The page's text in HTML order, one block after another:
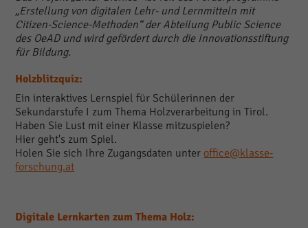
„Erstellung von digitalen Lehr- und Lernmitteln mit
Citizen-Science-Methoden“ der Abteilung Public Science
des OeAD und wird gefördert durch die Innovationsstiftung
für Bildung.
Holzblitzquiz:
Ein interaktives Lernspiel für Schülerinnen der
Sekundarstufe I zum Thema Holzverarbeitung in Tirol.
Haben Sie Lust mit einer Klasse mitzuspielen?
Hier geht's zum Spiel.
Holen Sie sich Ihre Zugangsdaten unter office@klasse-
forschung.at
Digitale Lernkarten zum Thema Holz: